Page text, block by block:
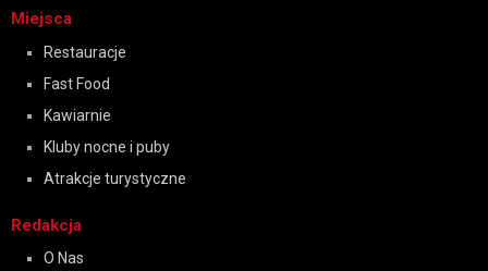
Miejsca
Restauracje
Fast Food
Kawiarnie
Kluby nocne i puby
Atrakcje turystyczne
Redakcja
O Nas